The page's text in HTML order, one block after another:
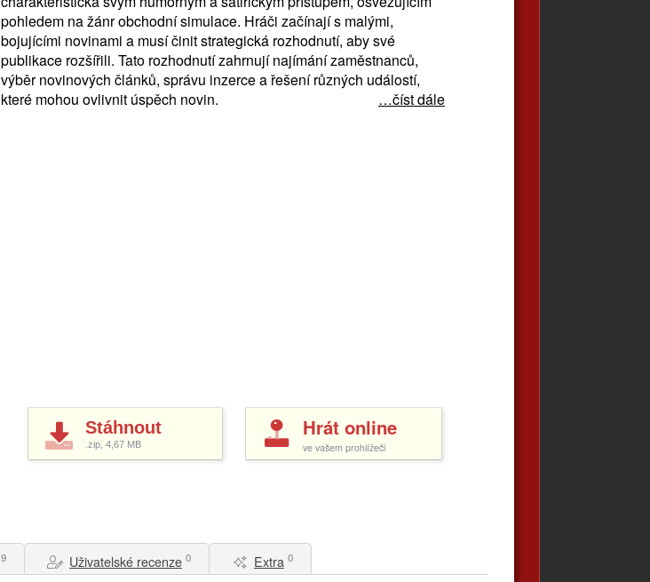
pohledem na žánr obchodní simulace. Hráči začínají s malými,
bojujícími novinami a musí činit strategická rozhodnutí, aby své
publikace rozšířili. Tato rozhodnutí zahrnují najímání zaměstnanců,
výběr novinových článků, správu inzerce a řešení různých událostí,
které mohou ovlivnit úspěch novin.
…číst dále
Stáhnout
.zip, 4,67 MB
Hrát online
ve vašem prohlížeči
9 Uživatelské recenze 0 Extra 0